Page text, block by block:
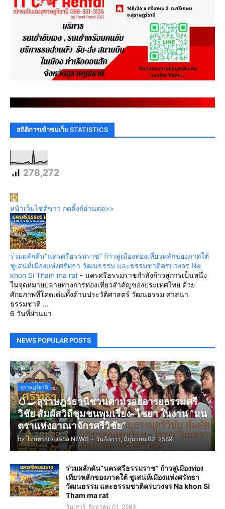
. . . . . . . . . . . . . . . . . . . . . . .
สถิติการเข้าชมเว็บ STATISTICS
278,272
หน้าเว็บไซต์ข่าว กดลิ้งก์อ่านต่อ>>
ร่วมผลักดัน“นครศรีธรรมราช” ก้าวสู่เมืองท่องเที่ยวหลักของภาคใต้
ชูเสน่ห์เมืองแห่งศรัทธา วัฒนธรรม และธรรมชาติครบวงจร Na
khon Si Tham ma rat - นครศรีธรรมราชกำลังก้าวสู่การเป็นหนึ่ง
ในจุดหมายปลายทางการท่องเที่ยวสำคัญของประเทศไทย ด้วย
ศักยภาพที่โดดเด่นทั้งด้านประวัติศาสตร์ วัฒนธรรม ศาสนา
ธรรมชาติ ...
6 วันที่ผ่านมา
NEWS POPULAR POSTS
สุราษฎร์ธานี
🥚🍳สุราษฎร์ธานีชวนตามรอยอารยธรรมศรี
วิชัย สัมผัสวิถีชุมชนพุมเรียง–ไชยา ในงาน “มน
ตราแห่งอาณาจักรศรีวิชัย”
by ไทยทราเวลเพรส NEWS - วันอังคาร, มิถุนายน 02, 2569
ร่วมผลักดัน“นครศรีธรรมราช” ก้าวสู่เมืองท่อง
เที่ยวหลักของภาคใต้ ชูเสน่ห์เมืองแห่งศรัทธา
วัฒนธรรม และธรรมชาติครบวงจร Na khon Si
Tham ma rat
วันเสาร์, สิงหาคม 01, 2569